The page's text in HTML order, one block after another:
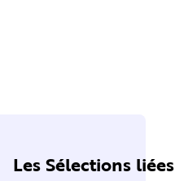
Les Sélections liées